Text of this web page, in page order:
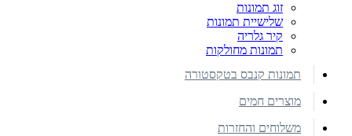
זוג תמונות
שלישיית תמונות
קיר גלריה
תמונות מחולקות
תמונות קנבס בטקסטורה
מוצרים חמים
משלוחים והחזרות